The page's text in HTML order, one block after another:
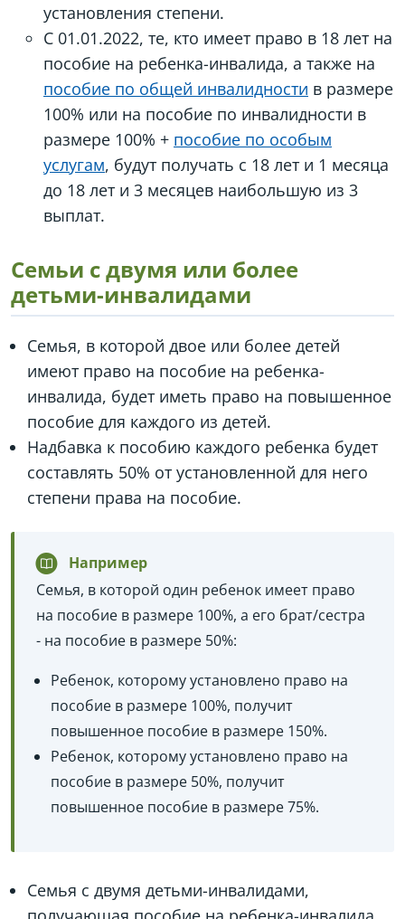
установления степени.
С 01.01.2022, те, кто имеет право в 18 лет на
пособие на ребенка-инвалида, а также на
пособие по общей инвалидности в размере
100% или на пособие по инвалидности в
размере 100% + пособие по особым
услугам, будут получать с 18 лет и 1 месяца
до 18 лет и 3 месяцев наибольшую из 3
выплат.
Семьи с двумя или более
детьми-инвалидами
Семья, в которой двое или более детей
имеют право на пособие на ребенка-
инвалида, будет иметь право на повышенное
пособие для каждого из детей.
Надбавка к пособию каждого ребенка будет
составлять 50% от установленной для него
степени права на пособие.
Например
Семья, в которой один ребенок имеет право
на пособие в размере 100%, а его брат/сестра
- на пособие в размере 50%:
Ребенок, которому установлено право на
пособие в размере 100%, получит
повышенное пособие в размере 150%.
Ребенок, которому установлено право на
пособие в размере 50%, получит
повышенное пособие в размере 75%.
Семья с двумя детьми-инвалидами,